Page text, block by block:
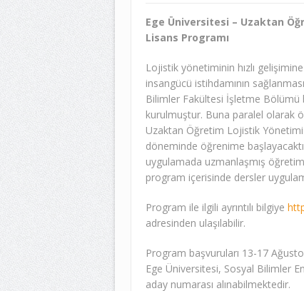
Ege Üniversitesi – Uzaktan
Lisans Programı
Lojistik yönetiminin hızlı
insangücü istihdamının
Bilimler Fakültesi İşletme Bölümü
kurulmuştur. Buna paralel olarak
Uzaktan Öğretim Lojistik Yönetimi
döneminde öğrenime
uygulamada uzmanlaşmış
program içerisinde dersler
Program ile ilgili ayrıntılı bilgiye
adresinden ulaşılabilir.
Program başvuruları 13-17
Ege Üniversitesi, Sosyal Bilimler
aday numarası alınabilmektedir.